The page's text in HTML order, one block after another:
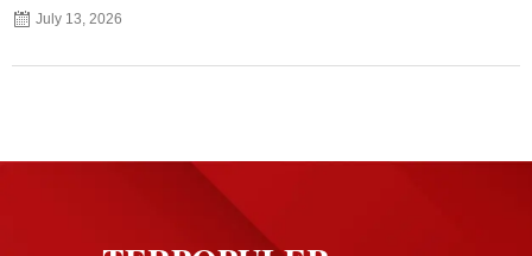
July 13, 2026